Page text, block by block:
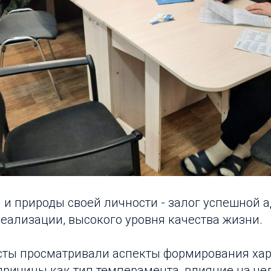
природы своей личности - залог успешной
высокого уровня качества жизни.
просматривали аспекты формирования